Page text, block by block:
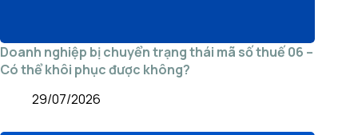
Doanh nghiệp bị chuyển trạng thái mã số thuế 06 –
Có thể khôi phục được không?
29/07/2026